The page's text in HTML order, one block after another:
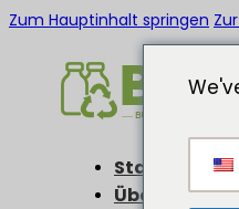
Zum Hauptinhalt springen
Startseite
Über